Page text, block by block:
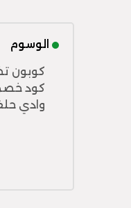
الوسوم
كوبون
كود
وادي